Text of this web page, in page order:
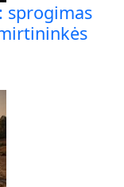
sprogimas